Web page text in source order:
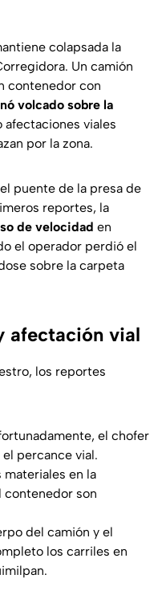
colapsada la
Un camión
contenedor con
volcado sobre la
afectaciones viales
por la zona.
puente de la presa de
reportes, la
de velocidad en
el operador perdió el
sobre la carpeta
afectación vial
los reportes
el chofer
percance vial.
materiales en la
contenedor son
del camión y el
los carriles en